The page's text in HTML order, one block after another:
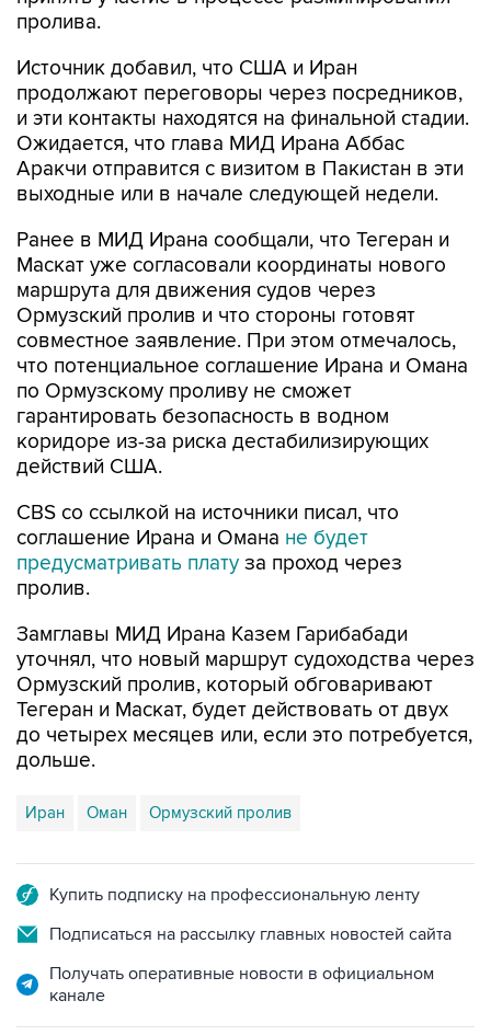
пролива.
Источник добавил, что США и Иран
продолжают переговоры через посредников,
и эти контакты находятся на финальной стадии.
Ожидается, что глава МИД Ирана Аббас
Аракчи отправится с визитом в Пакистан в эти
выходные или в начале следующей недели.
Ранее в МИД Ирана сообщали, что Тегеран и
Маскат уже согласовали координаты нового
маршрута для движения судов через
Ормузский пролив и что стороны готовят
совместное заявление. При этом отмечалось,
что потенциальное соглашение Ирана и Омана
по Ормузскому проливу не сможет
гарантировать безопасность в водном
коридоре из-за риска дестабилизирующих
действий США.
CBS со ссылкой на источники писал, что
соглашение Ирана и Омана не будет
предусматривать плату за проход через
пролив.
Замглавы МИД Ирана Казем Гарибабади
уточнял, что новый маршрут судоходства через
Ормузский пролив, который обговаривают
Тегеран и Маскат, будет действовать от двух
до четырех месяцев или, если это потребуется,
дольше.
Иран Оман Ормузский пролив
Купить подписку на профессиональную ленту
Подписаться на рассылку главных новостей сайта
Получать оперативные новости в официальном
канале